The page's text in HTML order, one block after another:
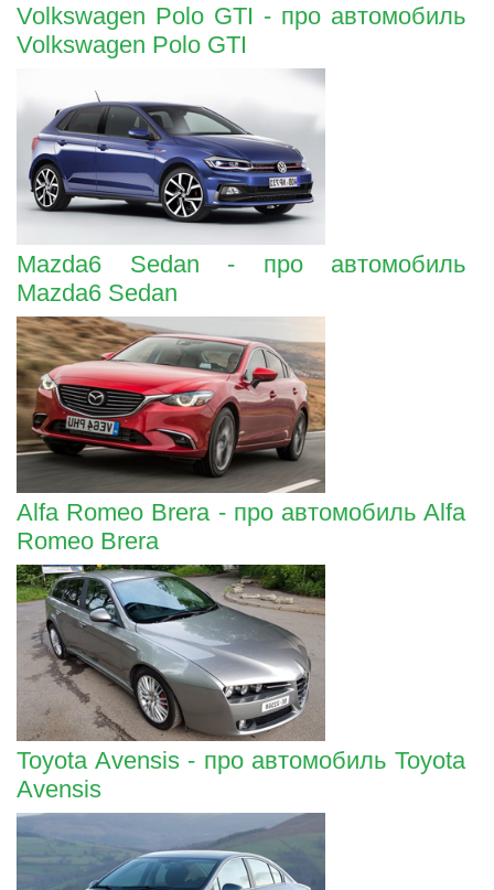
Volkswagen Polo GTI - про автомобиль
Volkswagen Polo GTI
Mazda6 Sedan - про автомобиль
Mazda6 Sedan
Alfa Romeo Brera - про автомобиль Alfa
Romeo Brera
Toyota Avensis - про автомобиль Toyota
Avensis